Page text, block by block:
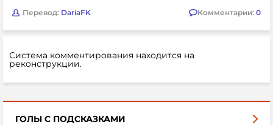
Перевод: DariaFK Комментарии: 0
Система комментирования находится на
реконструкции.
ГОЛЫ С ПОДСКАЗКАМИ